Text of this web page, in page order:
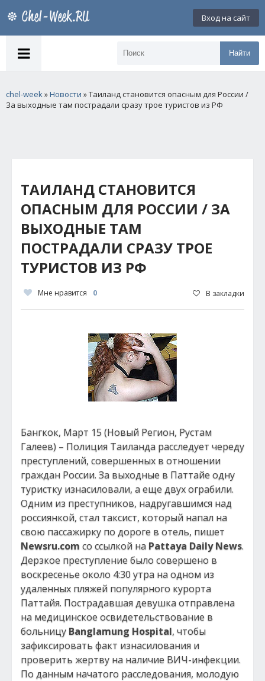
Вход на сайт
Найти
chel-week»Новости » Таиланд становится опасным для России /
За выходные там пострадали сразу трое туристов из РФ
ТАИЛАНД СТАНОВИТСЯ
ОПАСНЫМ ДЛЯ РОССИИ / ЗА
ВЫХОДНЫЕ ТАМ
ПОСТРАДАЛИ СРАЗУ ТРОЕ
ТУРИСТОВ ИЗ РФ
Мне нравится 0 В закладки
Бангкок, Март 15 (Новый Регион, Рустам
Галеев) – Полиция Таиланда расследует череду
преступлений, совершенных в отношении
граждан России. За выходные в Паттайе одну
туристку изнасиловали, а еще двух ограбили.
Одним из преступников, надругавшимся над
россиянкой, стал таксист, который напал на
свою пассажирку по дороге в отель, пишет
Newsru.com со ссылкой на Pattaya Daily News.
Дерзкое преступление было совершено в
воскресенье около 4:30 утра на одном из
удаленных пляжей популярного курорта
Паттайя. Пострадавшая девушка отправлена
на медицинское освидетельствование в
больницу Banglamung Hospital, чтобы
зафиксировать факт изнасилования и
проверить жертву на наличие ВИЧ-инфекции.
По данным начатого расследования, молодую